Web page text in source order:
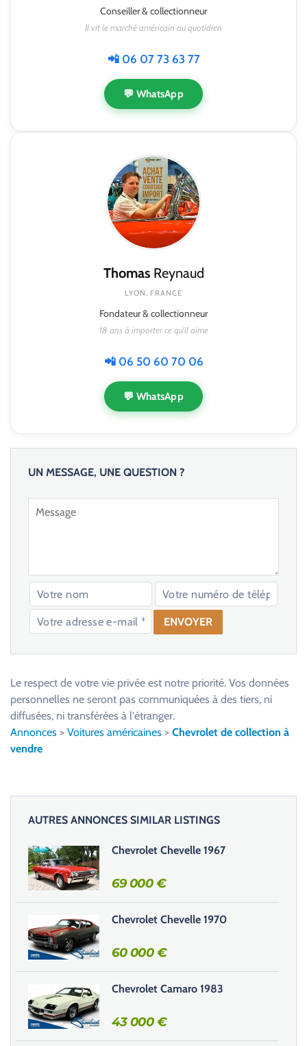
Conseiller & collectionneur
Il vit le marché américain au quotidien
📲 06 07 73 63 77
💬 WhatsApp
ThomasReynaud
LYON, FRANCE
Fondateur & collectionneur
18 ans à importer ce qu'il aime
📲 06 50 60 70 06
💬 WhatsApp
UN MESSAGE, UNE QUESTION ?
e
s
e
r
c
e
h
a
m
v
i
d
Le respect de votre vie privée est notre priorité. Vos données
personnelles ne seront pas communiquées à des tiers, ni
diffusées, ni transférées à l'étranger.
Annonces > Voitures américaines > Chevrolet de collection à
vendre
AUTRES ANNONCES SIMILAR LISTINGS
Chevrolet Chevelle 1967
69 000€
Chevrolet Chevelle 1970
60 000€
Chevrolet Camaro 1983
43 000€